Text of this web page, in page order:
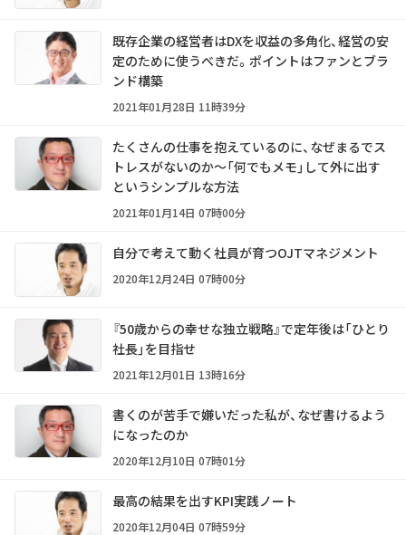
既存企業の経営者はDXを収益の多角化、経営の安
定のために使うべきだ。ポイントはファンとブラ
ンド構築
2021年01月28日 11時39分
たくさんの仕事を抱えているのに、なぜまるでス
トレスがないのか～「何でもメモ」して外に出す
というシンプルな方法
2021年01月14日 07時00分
自分で考えて動く社員が育つOJTマネジメント
2020年12月24日 07時00分
『50歳からの幸せな独立戦略』で定年後は「ひとり
社長」を目指せ
2021年12月01日 13時16分
書くのが苦手で嫌いだった私が、なぜ書けるよう
になったのか
2020年12月10日 07時01分
最高の結果を出すKPI実践ノート
2020年12月04日 07時59分